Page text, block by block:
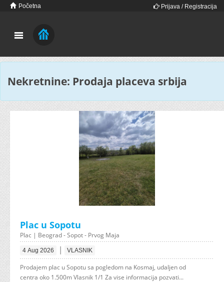
Početna Prijava / Registracija
Nekretnine: Prodaja placeva srbija
Plac u Sopotu
Plac | Beograd - Sopot - Prvog Maja
4 Aug 2026 | VLASNIK
Prodajem plac u Sopotu sa pogledom na Kosmaj, udaljen od
centra oko 1.500m Vlasnik 1/1 Za vise informacija pozvati...